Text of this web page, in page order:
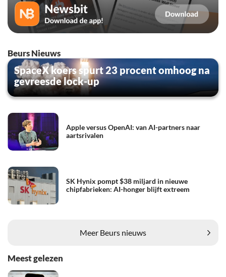
Beurs Nieuws
SpaceX koers spurt 23 procent omhoog na
gevreesde lock-up
Apple versus OpenAI: van AI-partners naar
aartsrivalen
SK Hynix pompt $38 miljard in nieuwe
chipfabrieken: AI-honger blijft extreem
Meer Beurs nieuws
Meest gelezen